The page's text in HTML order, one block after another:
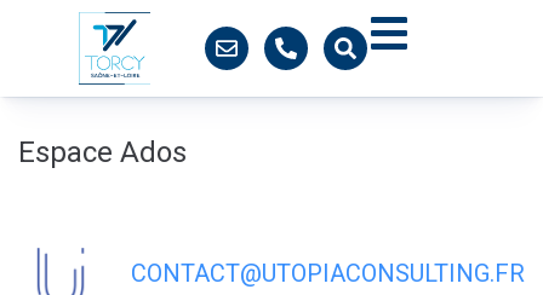
Espace Ados
CONTACT@UTOPIACONSULTING.FR